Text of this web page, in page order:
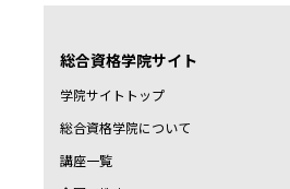
総合資格学院サイト
学院サイトトップ
総合資格学院について
講座一覧